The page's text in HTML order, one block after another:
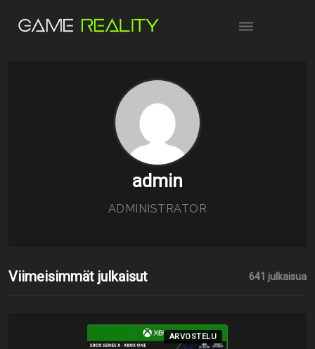
admin
ADMINISTRATOR
Viimeisimmät julkaisut 641 julkaisua
ARVOSTELU